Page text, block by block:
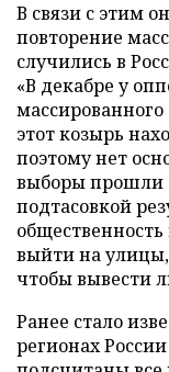
В связи с этим
повторение
случились в
«В декабре у
этот козырь
поэтому нет
выборы прошли
подтасовкой
выйти на
чтобы вывести
Ранее стало
регионах